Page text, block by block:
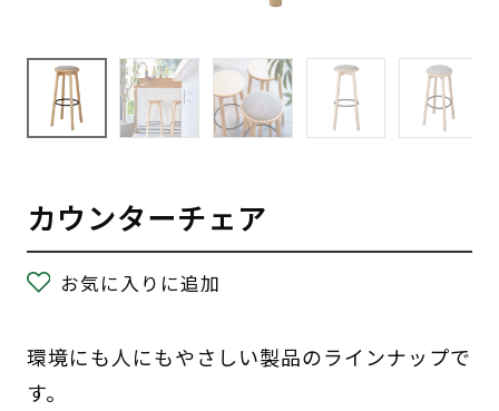
カウンターチェア
お気に入りに追加
環境にも人にもやさしい製品のラインナップで
す。